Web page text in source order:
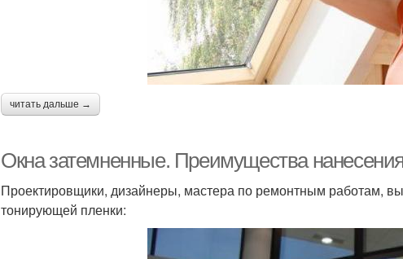
читать дальше →
Окна затемненные. Преимущества
Проектировщики, дизайнеры, мастера по ремонтным работам,
тонирующей пленки: